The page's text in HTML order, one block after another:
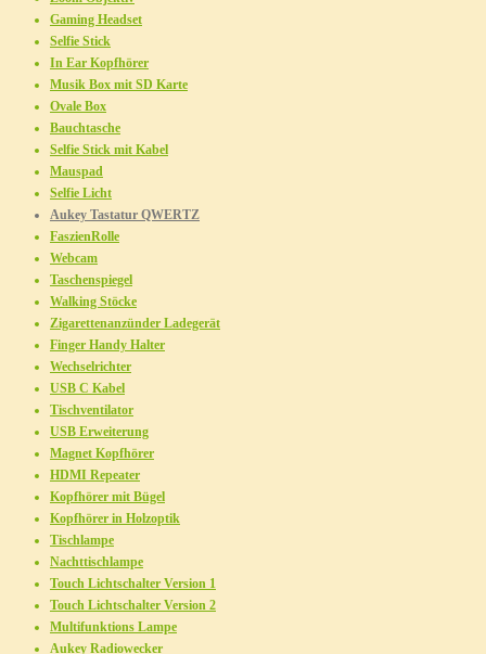
Gaming Headset
Selfie Stick
In Ear Kopfhörer
Musik Box mit SD Karte
Ovale Box
Bauchtasche
Selfie Stick mit Kabel
Mauspad
Selfie Licht
Aukey Tastatur QWERTZ
FaszienRolle
Webcam
Taschenspiegel
Walking Stöcke
Zigarettenanzünder Ladegerät
Finger Handy Halter
Wechselrichter
USB C Kabel
Tischventilator
USB Erweiterung
Magnet Kopfhörer
HDMI Repeater
Kopfhörer mit Bügel
Kopfhörer in Holzoptik
Tischlampe
Nachttischlampe
Touch Lichtschalter Version 1
Touch Lichtschalter Version 2
Multifunktions Lampe
Aukey Radiowecker